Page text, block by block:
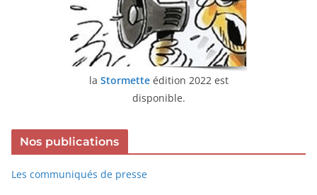
la Stormetteédition 2022 est
disponible.
Nos publications
Les communiqués de presse